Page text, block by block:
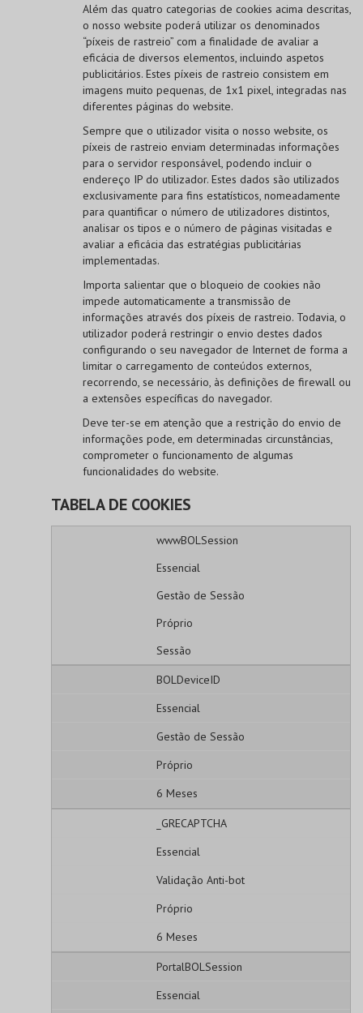
Além das quatro categorias de cookies acima descritas,
o nosso website poderá utilizar os denominados
“píxeis de rastreio” com a finalidade de avaliar a
eficácia de diversos elementos, incluindo aspetos
publicitários. Estes píxeis de rastreio consistem em
imagens muito pequenas, de 1x1 pixel, integradas nas
diferentes páginas do website.
Sempre que o utilizador visita o nosso website, os
píxeis de rastreio enviam determinadas informações
para o servidor responsável, podendo incluir o
endereço IP do utilizador. Estes dados são utilizados
exclusivamente para fins estatísticos, nomeadamente
para quantificar o número de utilizadores distintos,
analisar os tipos e o número de páginas visitadas e
avaliar a eficácia das estratégias publicitárias
implementadas.
Importa salientar que o bloqueio de cookies não
impede automaticamente a transmissão de
informações através dos píxeis de rastreio. Todavia, o
utilizador poderá restringir o envio destes dados
configurando o seu navegador de Internet de forma a
limitar o carregamento de conteúdos externos,
recorrendo, se necessário, às definições de firewall ou
a extensões específicas do navegador.
Deve ter-se em atenção que a restrição do envio de
informações pode, em determinadas circunstâncias,
comprometer o funcionamento de algumas
funcionalidades do website.
TABELA DE COOKIES
wwwBOLSession
Essencial
Gestão de Sessão
Próprio
Sessão
BOLDeviceID
Essencial
Gestão de Sessão
Próprio
6 Meses
_GRECAPTCHA
Essencial
Validação Anti-bot
Próprio
6 Meses
PortalBOLSession
Essencial